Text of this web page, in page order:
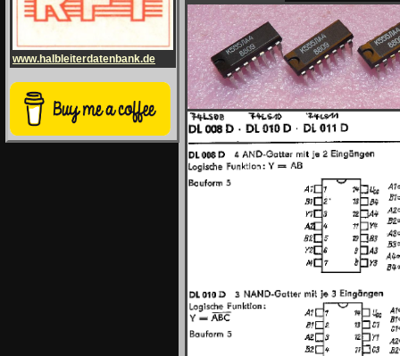
www.halbleiterdatenbank.de